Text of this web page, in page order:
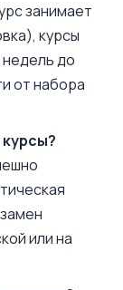
занимает
курсы
до
от набора
или на